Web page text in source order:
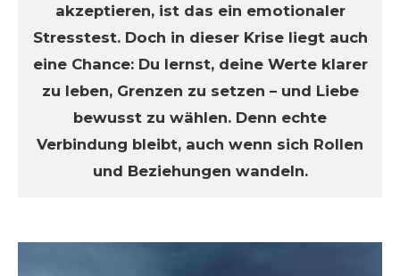
akzeptieren, ist das ein emotionaler
Stresstest. Doch in dieser Krise liegt auch
eine Chance: Du lernst, deine Werte klarer
zu leben, Grenzen zu setzen – und Liebe
bewusst zu wählen. Denn echte
Verbindung bleibt, auch wenn sich Rollen
und Beziehungen wandeln.